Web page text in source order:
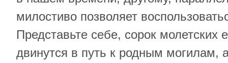
милостиво позволяет
Представьте себе, сорок молетских
двинутся в путь к родным могилам,